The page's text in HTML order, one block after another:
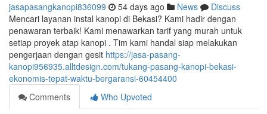
jasapasangkanopi836099 54 days ago News
Discuss
Mencari layanan instal kanopi di Bekasi? Kami hadir dengan
penawaran terbaik! Kami menawarkan tarif yang murah untuk
setiap proyek atap kanopi . Tim kami handal siap melakukan
pengerjaan dengan gesit https://jasa-pasang-
kanopi956935.alltdesign.com/tukang-pasang-kanopi-bekasi-
ekonomis-tepat-waktu-bergaransi-60454400
Comments
Who Upvoted